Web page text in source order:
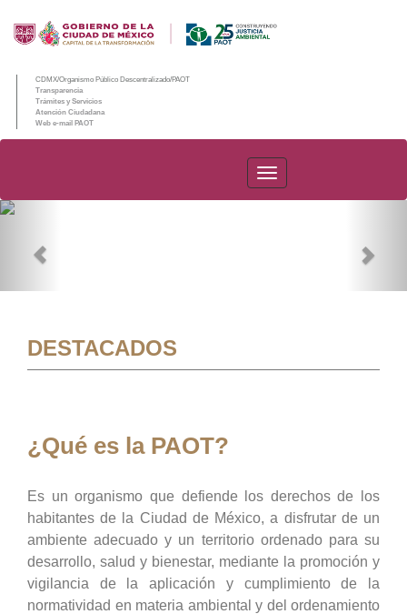
CDMX/Organismo Público Descentralizado/PAOT
Transparencia
Trámites y Servicios
Atención Ciudadana
Web e-mail PAOT
PAOT
DESTACADOS
¿Qué es la PAOT?
Es un organismo que defiende los derechos de los
habitantes de la Ciudad de México, a disfrutar de un
ambiente adecuado y un territorio ordenado para su
desarrollo, salud y bienestar, mediante la promoción y
vigilancia de la aplicación y cumplimiento de la
normatividad en materia ambiental y del ordenamiento